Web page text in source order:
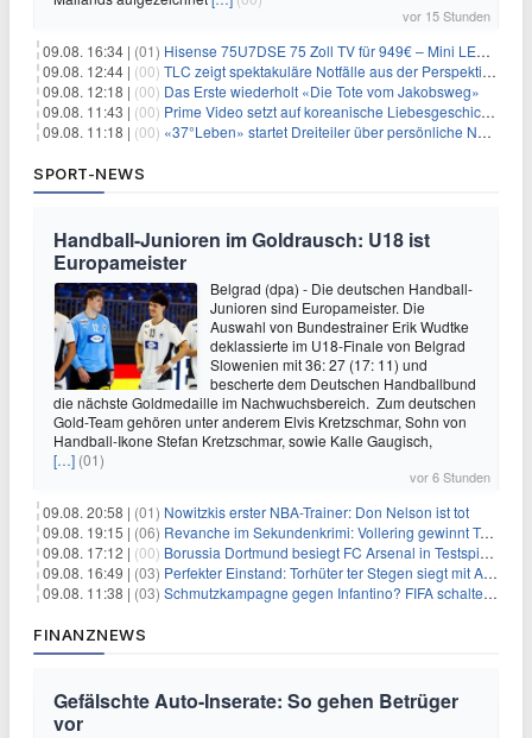
vor 15 Stunden
09.08. 16:34 | (01) Hisense 75U7DSE 75 Zoll TV für 949€ – Mini LED, 144Hz, 2026
09.08. 12:44 | (00) TLC zeigt spektakuläre Notfälle aus der Perspektive der Patienten
09.08. 12:18 | (00) Das Erste wiederholt «Die Tote vom Jakobsweg»
09.08. 11:43 | (00) Prime Video setzt auf koreanische Liebesgeschichte
09.08. 11:18 | (00) «37°Leben» startet Dreiteiler über persönliche Neuanfänge
SPORT-NEWS
Handball-Junioren im Goldrausch: U18 ist
Europameister
Belgrad (dpa) - Die deutschen Handball-
Junioren sind Europameister. Die
Auswahl von Bundestrainer Erik Wudtke
deklassierte im U18-Finale von Belgrad
Slowenien mit 36: 27 (17: 11) und
bescherte dem Deutschen Handballbund
die nächste Goldmedaille im Nachwuchsbereich. Zum deutschen
Gold-Team gehören unter anderem Elvis Kretzschmar, Sohn von
Handball-Ikone Stefan Kretzschmar, sowie Kalle Gaugisch,
[…] (01)
vor 6 Stunden
09.08. 20:58 | (01) Nowitzkis erster NBA-Trainer: Don Nelson ist tot
09.08. 19:15 | (06) Revanche im Sekundenkrimi: Vollering gewinnt Tour
09.08. 17:12 | (00) Borussia Dortmund besiegt FC Arsenal in Testspiel mit 3:2
09.08. 16:49 | (03) Perfekter Einstand: Torhüter ter Stegen siegt mit Ajax
09.08. 11:38 | (03) Schmutzkampagne gegen Infantino? FIFA schaltet auf Angriff
FINANZNEWS
Gefälschte Auto-Inserate: So gehen Betrüger
vor